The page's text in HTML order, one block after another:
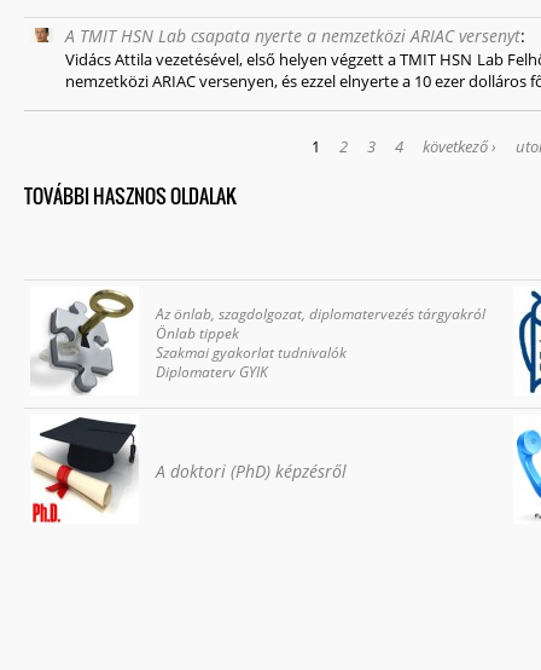
A TMIT HSN Lab csapata nyerte a nemzetközi ARIAC versenyt:
Vidács Attila vezetésével, első helyen végzett a TMIT HSN Lab
nemzetközi ARIAC versenyen, és ezzel elnyerte a 10 ezer dolláros
1 2 3 4 következő ›
TOVÁBBI HASZNOS OLDALAK
Az önlab, szagdolgozat, diplomatervezés tárgyakról
Önlab tippek
Szakmai gyakorlat tudnivalók
Diplomaterv GYIK
A doktori (PhD) képzésről